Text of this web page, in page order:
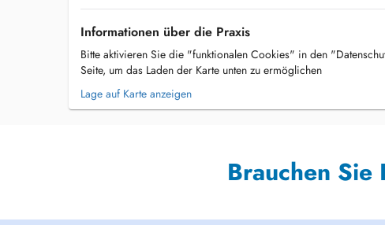
Informationen über die Praxis
Bitte aktivieren Sie die "funktionalen Cookies" in den
Seite, um das Laden der Karte unten zu ermöglichen
Lage auf Karte anzeigen
Brauchen Sie